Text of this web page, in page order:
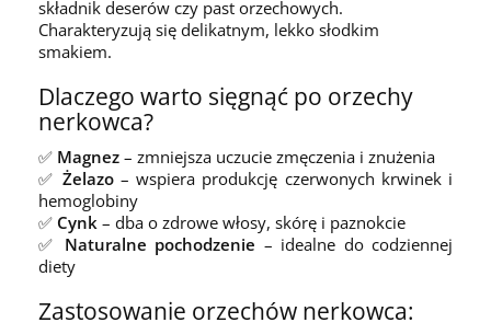
składnik deserów czy past orzechowych.
Charakteryzują się delikatnym, lekko słodkim
smakiem.
Dlaczego warto sięgnąć po orzechy
nerkowca?
✅ Magnez – zmniejsza uczucie zmęczenia i znużenia
✅ Żelazo– wspiera produkcję czerwonych krwinek i
hemoglobiny
✅ Cynk – dba o zdrowe włosy, skórę i paznokcie
✅ Naturalne pochodzenie – idealne do codziennej
diety
Zastosowanie orzechów nerkowca: